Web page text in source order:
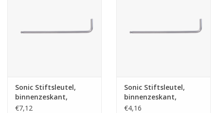
Sonic Stiftsleutel,
binnenzeskant,
kogelkop extra lang
€7,12
Sonic Stiftsleutel,
binnenzeskant,
kogelkop extra lang
€4,16